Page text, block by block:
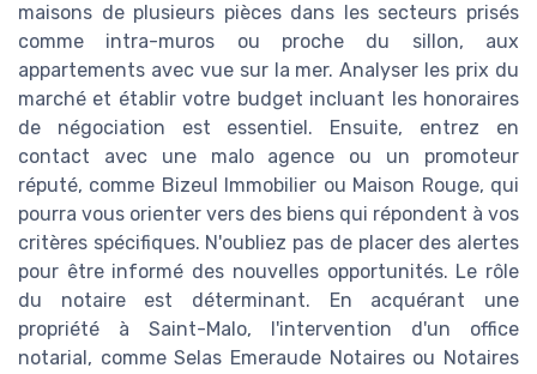
maisons de plusieurs pièces dans les secteurs prisés
comme intra-muros ou proche du sillon, aux
appartements avec vue sur la mer. Analyser les prix du
marché et établir votre budget incluant les honoraires
de négociation est essentiel. Ensuite, entrez en
contact avec une malo agence ou un promoteur
réputé, comme Bizeul Immobilier ou Maison Rouge, qui
pourra vous orienter vers des biens qui répondent à vos
critères spécifiques. N'oubliez pas de placer des alertes
pour être informé des nouvelles opportunités. Le rôle
du notaire est déterminant. En acquérant une
propriété à Saint-Malo, l'intervention d'un office
notarial, comme Selas Emeraude Notaires ou Notaires